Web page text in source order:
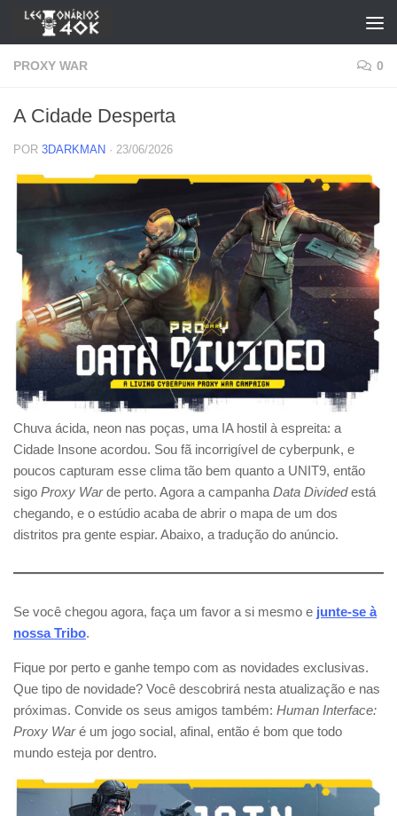
Skip to content
PROXY WAR 0
A Cidade Desperta
POR 3DARKMAN · 23/06/2026
Chuva ácida, neon nas poças, uma IA hostil à espreita: a
Cidade Insone acordou. Sou fã incorrigível de cyberpunk, e
poucos capturam esse clima tão bem quanto a UNIT9, então
sigo Proxy Warde perto. Agora a campanha Data Dividedestá
chegando, e o estúdio acaba de abrir o mapa de um dos
distritos pra gente espiar. Abaixo, a tradução do anúncio.
Se você chegou agora, faça um favor a si mesmo e junte-se à
nossa Tribo.
Fique por perto e ganhe tempo com as novidades exclusivas.
Que tipo de novidade? Você descobrirá nesta atualização e nas
próximas. Convide os seus amigos também: Human Interface:
Proxy Waré um jogo social, afinal, então é bom que todo
mundo esteja por dentro.